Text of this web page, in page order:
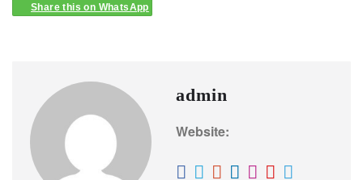
Share this on WhatsApp
admin
Website: